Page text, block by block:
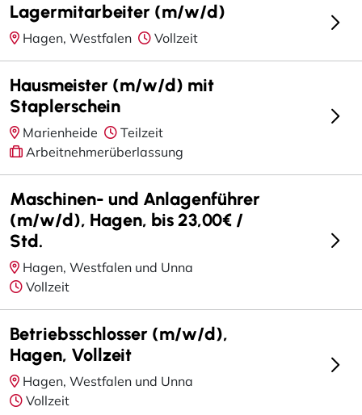
Lagermitarbeiter (m/w/d)
Hagen, Westfalen Vollzeit
Hausmeister (m/w/d) mit
Staplerschein
Marienheide
Teilzeit
Arbeitnehmerüberlassung
Maschinen- und Anlagenführer
(m/w/d), Hagen, bis 23,00€ /
Std.
Hagen, Westfalen und Unna
Vollzeit
Betriebsschlosser (m/w/d),
Hagen, Vollzeit
Hagen, Westfalen und Unna
Vollzeit